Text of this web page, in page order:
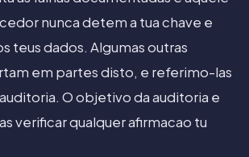
nunca detem a tua chave e
teus dados. Algumas outras
em partes disto, e referimo-las
O objetivo da auditoria e
verificar qualquer afirmacao tu